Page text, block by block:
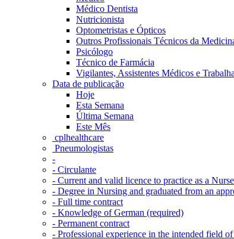
Médico Dentista
Nutricionista
Optometristas e Ópticos
Outros Profissionais Técnicos da
Psicólogo
Técnico de Farmácia
Vigilantes, Assistentes Médicos e
Data de publicação
Hoje
Esta Semana
Última Semana
Este Mês
‎ cplhealthcare‬
Pneumologistas
-
- Circulante
- Current and valid licence to practice as a Nurse
- Degree in Nursing and graduated from an
- Full time contract
- Knowledge of German (required)
- Permanent contract
- Professional experience in the intended field